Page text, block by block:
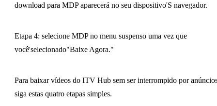
download para MDP aparecerá no seu dispositivo'S navegador.
Etapa 4: selecione MDP no menu suspenso uma vez que
você'selecionado"Baixe Agora."
Para baixar vídeos do ITV Hub sem ser interrompido por
siga estas quatro etapas simples.